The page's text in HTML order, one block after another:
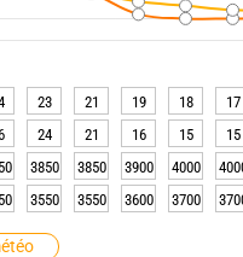
23 21 19 18 17
24 21 16 15 15
3850 3850 3900 4000
3550 3550 3600 3700